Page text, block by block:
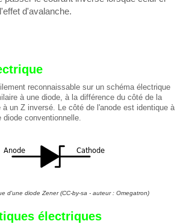
d'avalanche.
reconnaissable sur un schéma électrique
à une diode, à la différence du côté de la
un Z inversé. Le côté de l'anode est identique à
conventionnelle.
d'une diode Zener(CC-by-sa - auteur : Omegatron)
électriques